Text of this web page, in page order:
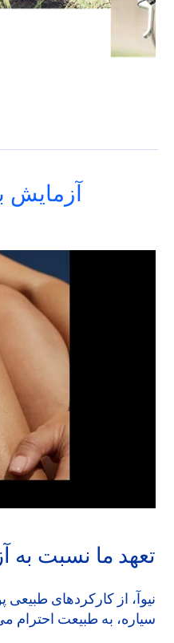
آزمایش
تعهد ما نسبت به
نیوآ، از کارکردهای
سیاره، به طبیعت احترام